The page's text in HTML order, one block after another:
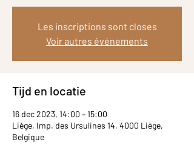
Les inscriptions sont closes
Voir autres événements
Tijd en locatie
16 dec 2023, 14:00 – 15:00
Liège, Imp. des Ursulines 14, 4000 Liège,
Belgique